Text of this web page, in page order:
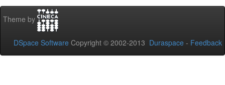
Theme by
DSpace Software Copyright © 2002-2013 Duraspace - Feedback